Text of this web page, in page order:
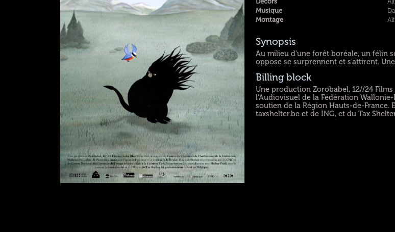
Musique
Montage
Synopsis
Au milieu d’une forêt boréale, un félin
oppose se surprennent et s’attirent.
Billing block
Une production Zorobabel, 12//24
l’Audiovisuel de la Fédération
soutien de la Région Hauts-de-France.
taxshelter.be et de ING, et du Tax